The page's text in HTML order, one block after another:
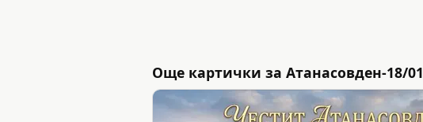
Още картички за Атанасовден-18/01